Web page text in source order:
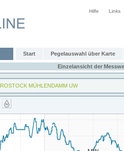
Hilfe Links
Start Pegelauswahl über Karte
Einzelansicht der
ROSTOCK MÜHLENDAMM UW